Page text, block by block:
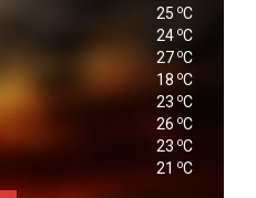
25 oC
24 oC
27 oC
18 oC
23 oC
26 oC
23 oC
21 oC